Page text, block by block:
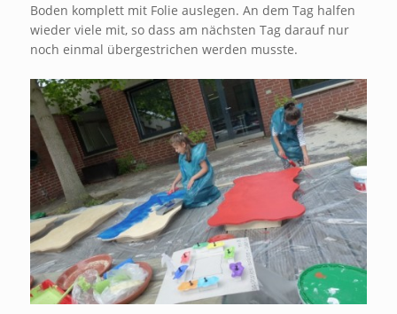
Boden komplett mit Folie auslegen. An dem Tag halfen
wieder viele mit, so dass am nächsten Tag darauf nur
noch einmal übergestrichen werden musste.